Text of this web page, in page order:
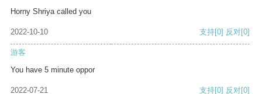
Horny Shriya called you
2022-10-10 支持[0] 反对[0]
游客
You have 5 minute oppor
2022-07-21 支持[0] 反对[0]